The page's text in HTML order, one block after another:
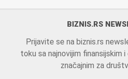
BIZNIS.RS
Prijavite se na biznis.rs
toku sa najnovijim finansijskim
značajnim za